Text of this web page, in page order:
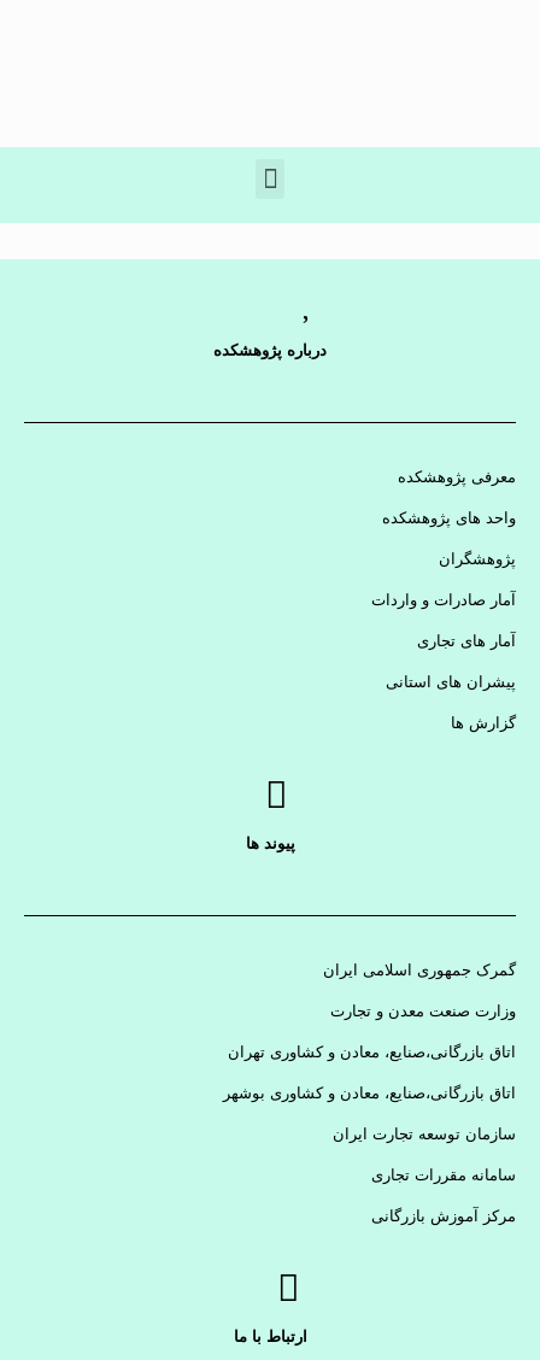
درباره پژوهشکده
معرفی پژوهشکده
واحد های پژوهشکده
پژوهشگران
آمار صادرات و واردات
آمار های تجاری
پیشران های استانی
گزارش ها
پیوند ها
گمرک جمهوری اسلامی ایران
وزارت صنعت معدن و تجارت
اتاق بازرگانی،صنایع، معادن و کشاوری تهران
اتاق بازرگانی،صنایع، معادن و کشاوری بوشهر
سازمان توسعه تجارت ایران
سامانه مقررات تجاری
مرکز آموزش بازرگانی
ارتباط با ما